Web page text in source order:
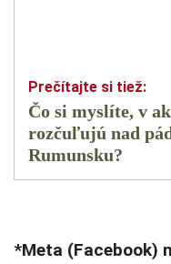
Čo si myslíte, v
rozčuľujú nad
Rumunsku?
*Meta (Facebook)